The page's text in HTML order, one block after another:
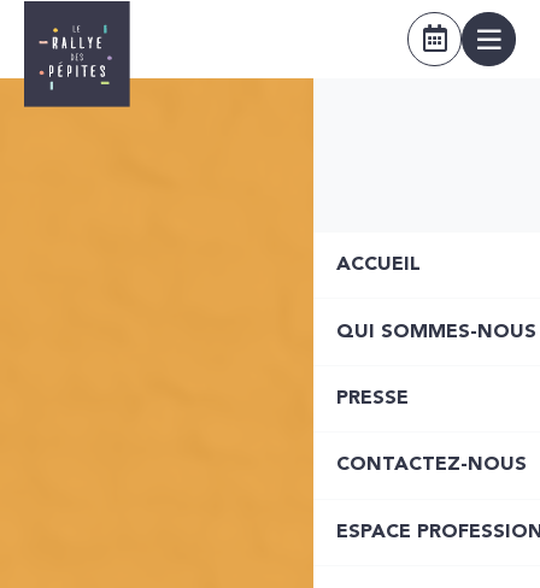
ACCUEIL
QUI SOMMES-NOUS
PRESSE
CONTACTEZ-NOUS
ESPACE